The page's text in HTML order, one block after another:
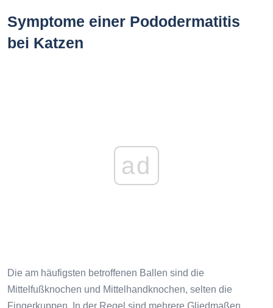
Symptome einer Pododermatitis
bei Katzen
ad
Die am häufigsten betroffenen Ballen sind die
Mittelfußknochen und Mittelhandknochen, selten die